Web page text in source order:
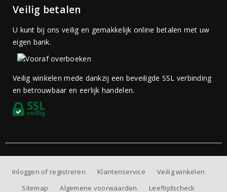
Veilig betalen
U kunt bij ons veilig en gemakkelijk online betalen met uw
eigen bank.
Veilig winkelen mede dankzij een beveiligde SSL verbinding
en betrouwbaar en eerlijk handelen.
Inloggen of registreren Klantenservice
Veilig winkelen
Sitemap
Algemene voorwaarden Leeftijdscheck